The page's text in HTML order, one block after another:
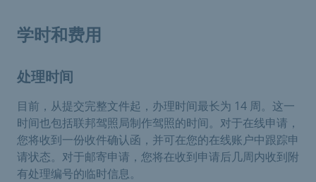
学时和费用
处理时间
目前，从提交完整文件起，办理时间最长为 14 周。这一
时间也包括联邦驾照局制作驾照的时间。对于在线申请，
您将收到一份收件确认函，并可在您的在线账户中跟踪申
请状态。对于邮寄申请，您将在收到申请后几周内收到附
有处理编号的临时信息。